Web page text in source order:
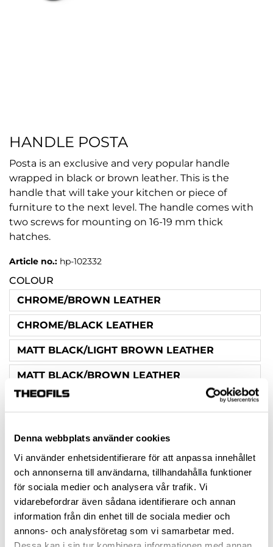
Denna webbplats använder cookies
Vi använder enhetsidentifierare för att anpassa innehållet
och annonserna till användarna, tillhandahålla funktioner
för sociala medier och analysera vår trafik. Vi
vidarebefordrar även sådana identifierare och annan
information från din enhet till de sociala medier och
annons- och analysföretag som vi samarbetar med.
Dessa kan i sin tur kombinera informationen med annan
HANDLE POSTA
Posta is an exclusive and very popular handle
wrapped in black or brown leather. This is the
handle that will take your kitchen or piece of
furniture to the next level. The handle comes with
two screws for mounting on 16-19 mm thick
hatches.
Article no.: hp-102332
COLOUR
CHROME/BROWN LEATHER
CHROME/BLACK LEATHER
MATT BLACK/LIGHT BROWN LEATHER
MATT BLACK/BROWN LEATHER
MATT BLACK/BLACK LEATHER
LEATHER
STAINLESS STEEL-LOOK/LEATHER BROWN
STAINLESS STEEL-LOOK/BLACK LEATHER
CHROME/LIGHT BROWN LEATHER
HOLE SPACING (MM)